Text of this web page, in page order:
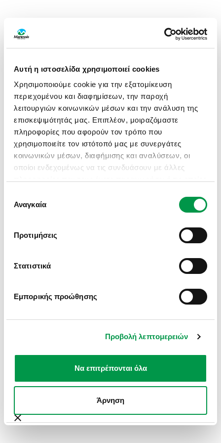
Αυτή η ιστοσελίδα χρησιμοποιεί cookies
Χρησιμοποιούμε cookie για την εξατομίκευση
περιεχομένου και διαφημίσεων, την παροχή
λειτουργιών κοινωνικών μέσων και την ανάλυση της
επισκεψιμότητάς μας. Επιπλέον, μοιραζόμαστε
πληροφορίες που αφορούν τον τρόπο που
χρησιμοποιείτε τον ιστότοπό μας με συνεργάτες
κοινωνικών μέσων, διαφήμισης και αναλύσεων, οι
οποίοι ενδεχομένως να τις συνδυάσουν με άλλες
χρήση των υπηρεσιών τους.
συγκατάθεσης
Αναγκαία
Προτιμήσεις
Στατιστικά
Εμπορικής προώθησης
Προβολή λεπτομερειών
Να επιτρέπονται όλα
Άρνηση
APPLICATION ERROR: A CLIENT-SIDE EXCEPTION HAS